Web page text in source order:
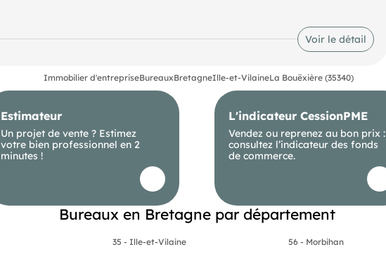
Voir le détail
Immobilier d'entrepriseBureauxBretagneIlle-et-VilaineLa Bouëxière (35340)
Estimateur
Un projet de vente ? Estimez
votre bien professionnel en 2
minutes !
L'indicateur CessionPME
Vendez ou reprenez au bon prix :
consultez l’indicateur des fonds
de commerce.
Bureaux en Bretagne par département
35 - Ille-et-Vilaine 56 - Morbihan